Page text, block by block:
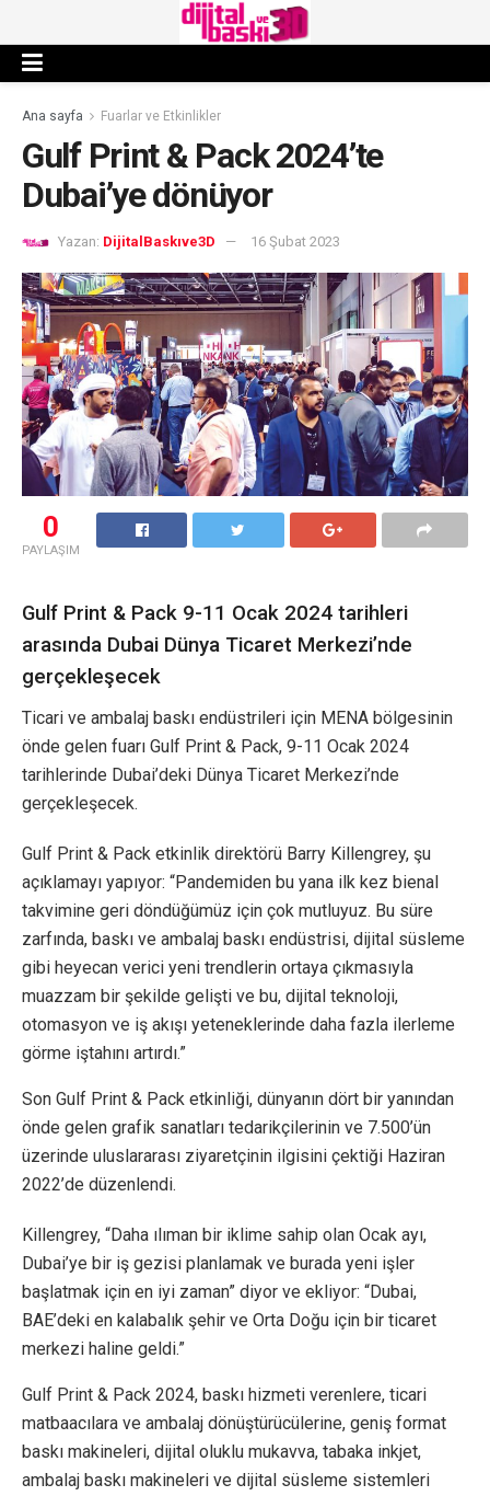
Ana sayfa Fuarlar ve Etkinlikler
Gulf Print & Pack 2024’te
Dubai’ye dönüyor
Yazan: DijitalBaskıve3D 16 Şubat 2023
0
PAYLAŞIM
Gulf Print & Pack 9-11 Ocak 2024 tarihleri
arasında Dubai Dünya Ticaret Merkezi’nde
gerçekleşecek
Ticari ve ambalaj baskı endüstrileri için MENA bölgesinin
önde gelen fuarı Gulf Print & Pack, 9-11 Ocak 2024
tarihlerinde Dubai’deki Dünya Ticaret Merkezi’nde
gerçekleşecek.
Gulf Print & Pack etkinlik direktörü Barry Killengrey, şu
açıklamayı yapıyor: “Pandemiden bu yana ilk kez bienal
takvimine geri döndüğümüz için çok mutluyuz. Bu süre
zarfında, baskı ve ambalaj baskı endüstrisi, dijital süsleme
gibi heyecan verici yeni trendlerin ortaya çıkmasıyla
muazzam bir şekilde gelişti ve bu, dijital teknoloji,
otomasyon ve iş akışı yeteneklerinde daha fazla ilerleme
görme iştahını artırdı.”
Son Gulf Print & Pack etkinliği, dünyanın dört bir yanından
önde gelen grafik sanatları tedarikçilerinin ve 7.500’ün
üzerinde uluslararası ziyaretçinin ilgisini çektiği Haziran
2022’de düzenlendi.
Killengrey, “Daha ılıman bir iklime sahip olan Ocak ayı,
Dubai’ye bir iş gezisi planlamak ve burada yeni işler
başlatmak için en iyi zaman” diyor ve ekliyor: “Dubai,
BAE’deki en kalabalık şehir ve Orta Doğu için bir ticaret
merkezi haline geldi.”
Gulf Print & Pack 2024, baskı hizmeti verenlere, ticari
matbaacılara ve ambalaj dönüştürücülerine, geniş format
baskı makineleri, dijital oluklu mukavva, tabaka inkjet,
ambalaj baskı makineleri ve dijital süsleme sistemleri